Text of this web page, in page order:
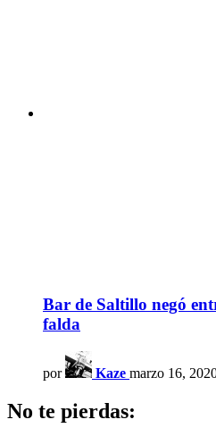
Bar de Saltillo negó
falda
por Kaze marzo 16,
No te pierdas: